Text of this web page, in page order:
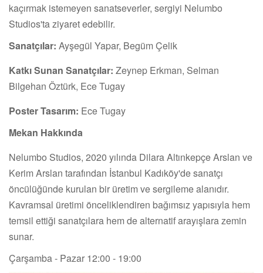
kaçırmak istemeyen sanatseverler, sergiyi Nelumbo
Studios'ta ziyaret edebilir.
Sanatçılar: Ayşegül Yapar, Begüm Çelik
Katkı Sunan Sanatçılar: Zeynep Erkman, Selman
Bilgehan Öztürk, Ece Tugay
Poster Tasarım: Ece Tugay
Mekan Hakkında
Nelumbo Studios, 2020 yılında Dilara Altınkepçe Arslan ve
Kerim Arslan tarafından İstanbul Kadıköy'de sanatçı
öncülüğünde kurulan bir üretim ve sergileme alanıdır.
Kavramsal üretimi önceliklendiren bağımsız yapısıyla hem
temsil ettiği sanatçılara hem de alternatif arayışlara zemin
sunar.
Çarşamba - Pazar 12:00 - 19:00